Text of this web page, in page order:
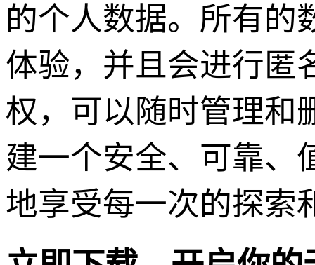
的个人数据。所有的
体验，并且会进行匿
权，可以随时管理和
建一个安全、可靠、
地享受每一次的探索